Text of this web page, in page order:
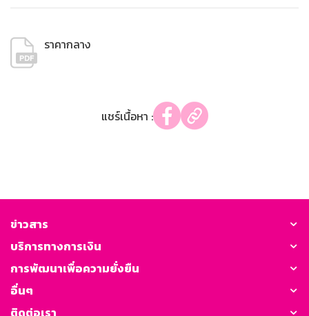
ราคากลาง
แชร์เนื้อหา :
ข่าวสาร
บริการทางการเงิน
การพัฒนาเพื่อความยั่งยืน
อื่นๆ